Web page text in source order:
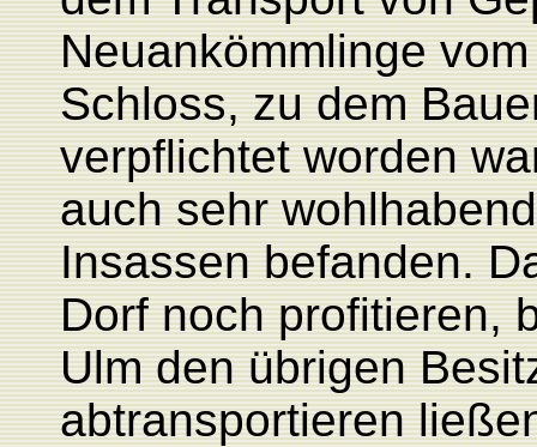
Neuankömmlinge
Schloss, zu dem
verpflichtet worden
auch sehr
Insassen befanden.
Dorf noch profitieren,
Ulm den übrigen
abtransportieren